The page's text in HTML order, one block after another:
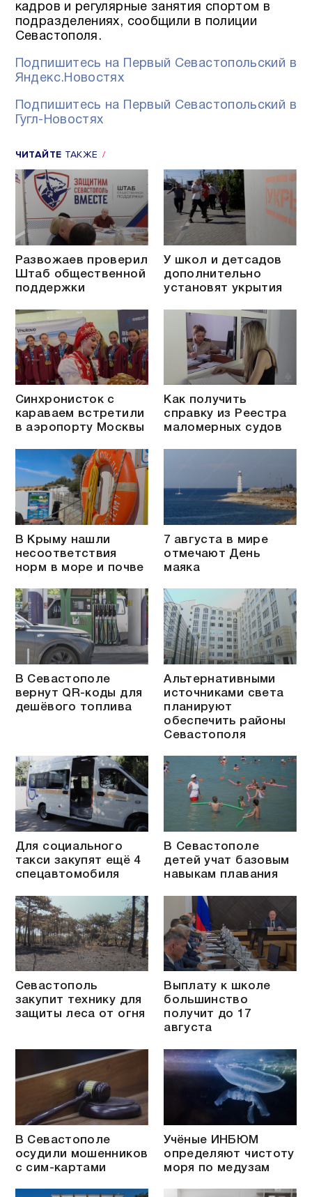
кадров и регулярные занятия спортом в
подразделениях, сообщили в полиции
Севастополя.
Подпишитесь на Первый Севастопольский в
Яндекс.Новостях
Подпишитесь на Первый Севастопольский в
Гугл-Новостях
ЧИТАЙТЕ ТАКЖЕ
Развожаев проверил
Штаб общественной
поддержки
У школ и детсадов
дополнительно
установят укрытия
Синхронисток с
караваем встретили
в аэропорту Москвы
Как получить
справку из Реестра
маломерных судов
В Крыму нашли
несоответствия
норм в море и почве
7 августа в мире
отмечают День
маяка
В Севастополе
вернут QR-коды для
дешёвого топлива
Альтернативными
источниками света
планируют
обеспечить районы
Севастополя
Для социального
такси закупят ещё 4
спецавтомобиля
В Севастополе
детей учат базовым
навыкам плавания
Севастополь
закупит технику для
защиты леса от огня
Выплату к школе
большинство
получит до 17
августа
В Севастополе
осудили мошенников
с сим-картами
Учёные ИНБЮМ
определяют чистоту
моря по медузам